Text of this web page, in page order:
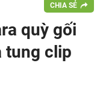
CHIA SẺ
quỳ gối
tung clip